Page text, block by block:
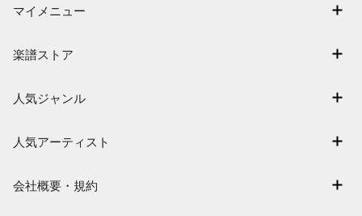
マイメニュー
退会はこちら
楽譜ストア
難易度別に探す
まもなく配信
人気ジャンル
保育
人気アーティスト
会社概要・規約